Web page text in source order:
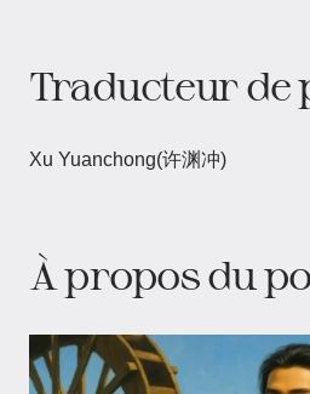
Traducteur de
Xu Yuanchong(许渊冲)
À propos du